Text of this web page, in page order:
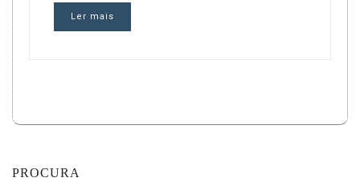
Ler mais
PROCURA